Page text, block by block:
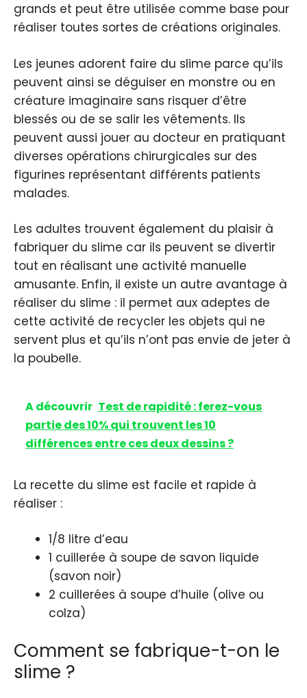
grands et peut être utilisée comme base pour
réaliser toutes sortes de créations originales.
Les jeunes adorent faire du slime parce qu’ils
peuvent ainsi se déguiser en monstre ou en
créature imaginaire sans risquer d’être
blessés ou de se salir les vêtements. Ils
peuvent aussi jouer au docteur en pratiquant
diverses opérations chirurgicales sur des
figurines représentant différents patients
malades.
Les adultes trouvent également du plaisir à
fabriquer du slime car ils peuvent se divertir
tout en réalisant une activité manuelle
amusante. Enfin, il existe un autre avantage à
réaliser du slime : il permet aux adeptes de
cette activité de recycler les objets qui ne
servent plus et qu’ils n’ont pas envie de jeter à
la poubelle.
A découvrir Test de rapidité : ferez-vous
partie des 10% qui trouvent les 10
différences entre ces deux dessins ?
La recette du slime est facile et rapide à
réaliser :
1/8 litre d’eau
1 cuillerée à soupe de savon liquide
(savon noir)
2 cuillerées à soupe d’huile (olive ou
colza)
Comment se fabrique-t-on le
slime ?